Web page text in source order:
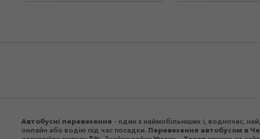
Автобусні перевезення - один з наймобільніших і, водночас,
онлайн або водію під час посадки. Перевезення автобусом в